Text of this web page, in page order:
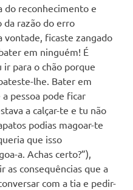
do reconhecimento e
da razão do erro
vontade, ficaste zangado
em ninguém! É
para o chão porque
lhe. Bater em
pessoa pode ficar
a calçar-te e tu não
podias magoar-te
que isso
a. Achas certo?”),
as consequências que a
com a tia e pedir-